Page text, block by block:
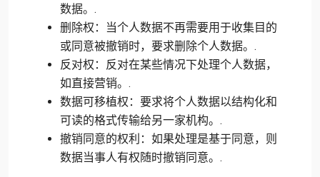
数据。.
删除权：当个人数据不再需要用于收集目的
或同意被撤销时，要求删除个人数据。.
反对权：反对在某些情况下处理个人数据，
如直接营销。.
数据可移植权：要求将个人数据以结构化和
可读的格式传输给另一家机构。.
撤销同意的权利：如果处理是基于同意，则
数据当事人有权随时撤销同意。.